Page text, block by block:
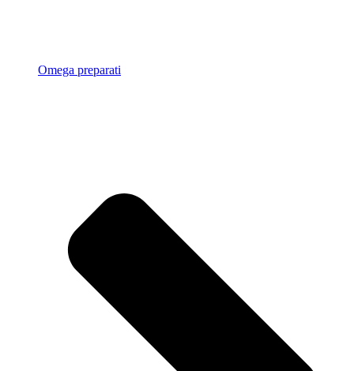
Omega preparati